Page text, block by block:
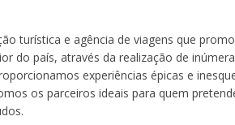
turística e agência de viagens que
do país, através da realização de
experiências épicas e
os parceiros ideais para quem